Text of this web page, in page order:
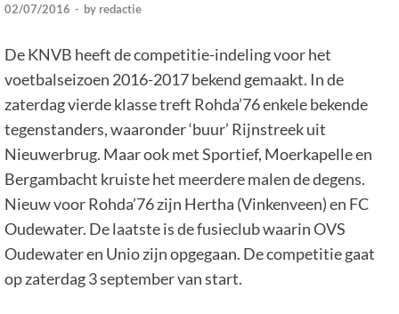
02/07/2016 - by redactie
De KNVB heeft de competitie-indeling voor het
voetbalseizoen 2016-2017 bekend gemaakt. In de
zaterdag vierde klasse treft Rohda’76 enkele bekende
tegenstanders, waaronder ‘buur’ Rijnstreek uit
Nieuwerbrug. Maar ook met Sportief, Moerkapelle en
Bergambacht kruiste het meerdere malen de degens.
Nieuw voor Rohda’76 zijn Hertha (Vinkenveen) en FC
Oudewater. De laatste is de fusieclub waarin OVS
Oudewater en Unio zijn opgegaan. De competitie gaat
op zaterdag 3 september van start.